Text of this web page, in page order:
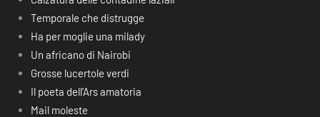
Temporale che distrugge
Ha per moglie una milady
Un africano di Nairobi
Grosse lucertole verdi
Il poeta dell’Ars amatoria
Mail moleste